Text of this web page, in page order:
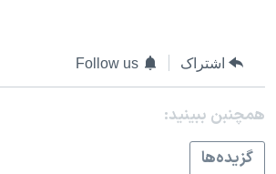
قانون شفافیت دارائی کادر رهبری ایران
اعتراضات مردمی آبان ۹۸
اشتراک Follow us
همچنبن ببینید:
گزيده‌ها